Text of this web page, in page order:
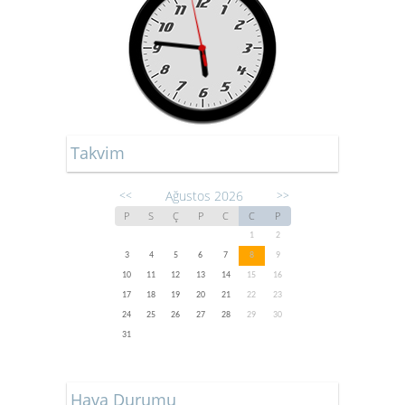
Takvim
<< Ağustos 2026 >>
P S Ç P C C P
1
2
3
4 5 6 7 8
9
10
11 12 13 14 15
16
17
18 19 20 21 22
23
24
25 26 27 28 29
30
31
Hava Durumu